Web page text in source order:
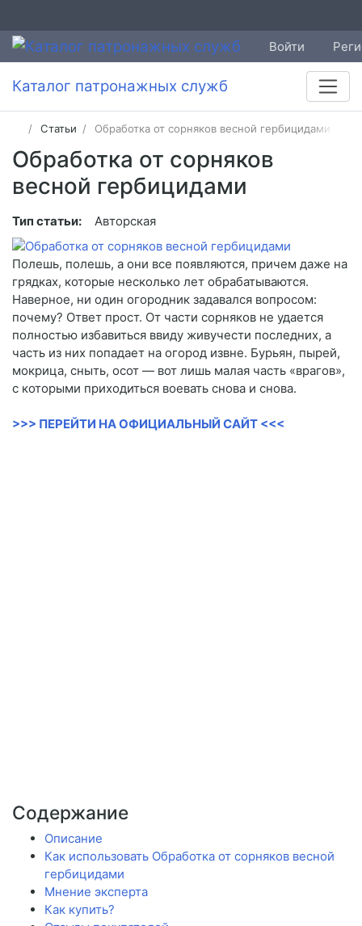
Войти
Каталог патронажных служб
Статьи Обработка от сорняков весной гербицидами
Обработка от сорняков
весной гербицидами
Тип статьи: Авторская
Полешь, полешь, а они все появляются, причем даже на
грядках, которые несколько лет обрабатываются.
Наверное, ни один огородник задавался вопросом:
почему? Ответ прост. От части сорняков не удается
полностью избавиться ввиду живучести последних, а
часть из них попадает на огород извне. Бурьян, пырей,
мокрица, сныть, осот — вот лишь малая часть «врагов»,
с которыми приходиться воевать снова и снова.
>>> ПЕРЕЙТИ НА ОФИЦИАЛЬНЫЙ САЙТ <<<
Содержание
Описание
Как использовать Обработка от сорняков весной
гербицидами
Мнение эксперта
Как купить?